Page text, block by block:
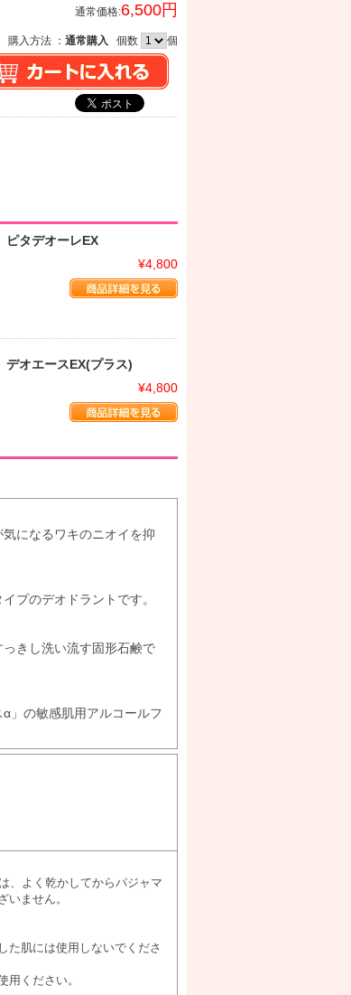
通常価格:6,500円
購入方法 ： 通常購入 個数 個
ピタデオーレEX
¥4,800
デオエースEX(プラス)
¥4,800
になるワキのニオイを抑
プのデオドラントです。
きし洗い流す固形石鹸で
」の敏感肌用アルコールフ
、よく乾かしてからパジャマ
いません。
た肌には使用しないでくださ
ください。